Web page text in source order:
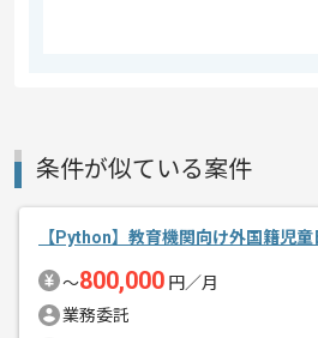
SE向けの
条件が似ている案件
【Python】教育機関向け外国籍児
〜800,000 円／月
業務委託